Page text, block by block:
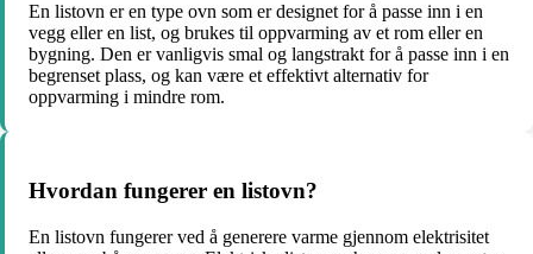
En listovn er en type ovn som er designet for å passe inn i en
vegg eller en list, og brukes til oppvarming av et rom eller en
bygning. Den er vanligvis smal og langstrakt for å passe inn i en
begrenset plass, og kan være et effektivt alternativ for
oppvarming i mindre rom.
Hvordan fungerer en listovn?
En listovn fungerer ved å generere varme gjennom elektrisitet